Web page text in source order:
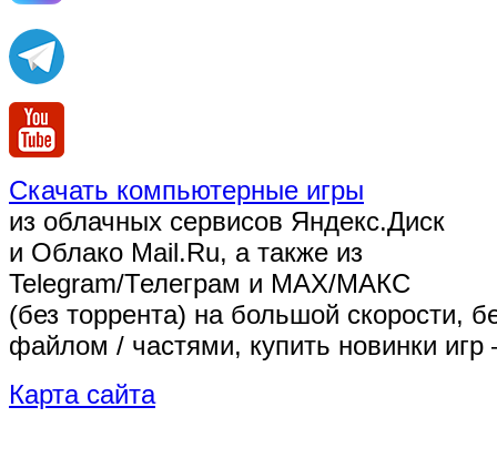
Скачать компьютерные игры
из облачных сервисов Яндекс.Диск
и Облако Mail.Ru, а также из
Telegram/Телеграм и MAX/МАКС
(без торрента) на большой скорости,
файлом / частями, купить новинки
Карта сайта